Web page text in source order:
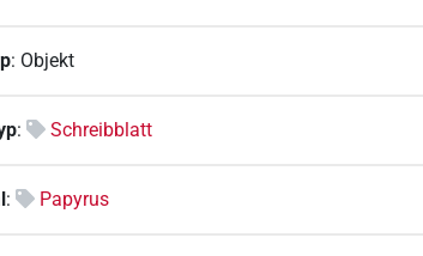
: Objekt
: Schreibblatt
: Papyrus